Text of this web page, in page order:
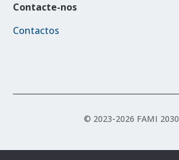
Contacte-nos
Contactos
© 2023-2026 FAMI 2030